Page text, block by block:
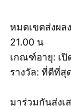
หมดเขตส่งผล
21.00 น
เกณฑ์อายุ: เ
รางวัล: ที่ดีที่สุ
มาร่วมกันส่งเ